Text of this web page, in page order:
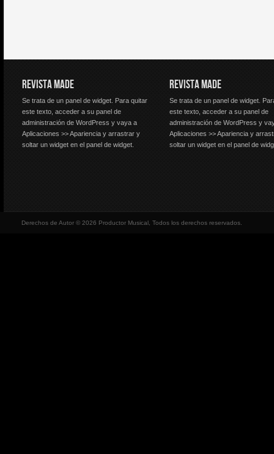
REVISTA MADE
Se trata de un panel de widget. Para quitar
este texto, acceder a su panel de
administración de WordPress y vaya a
Aplicaciones >> Apariencia y arrastrar y
soltar un widget en el panel de widget.
REVISTA MADE
Se trata de un panel de widget.
este texto, acceder a su panel de
administración de WordPress y
Aplicaciones >> Apariencia y
soltar un widget en el panel de
Derechos de Autor © 2026 Productor Musical, Todos los derechos reservados.